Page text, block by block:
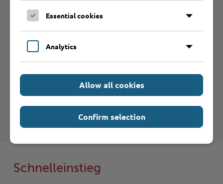
Verein anmelden
Hinweise zum Haftungsausschluß bei Links zu anderen
Internet-Seiten entnehmen Sie bitte den
Nutzungsbedingungen.
Schnelleinstieg
Essential cookies
Analytics
Allow all cookies
Confirm selection